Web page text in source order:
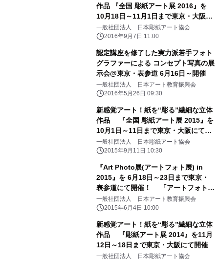
作品 『全国 彫紙アート展 2016』を
10月18日～11月1日まで東京・大阪に
て開催
一般社団法人 日本彫紙アート協会
2016年9月7日 11:00
認定講座を修了した実力派若手フォト
グラファーによる コンセプト写真の展
示会@東京・表参道 6月16日～開催
一般社団法人 日本アート教育振興会
2016年5月26日 09:30
新感覚アート！紙を“彫る”繊細な立体
作品 『全国 彫紙アート展 2015』を
10月1日～11日まで東京・大阪にて開
催 ～海外からも注目を浴びる日本発信
の新しいアート～
一般社団法人 日本彫紙アート協会
2015年9月11日 10:30
『Art Photo展(アートフォト展) in
2015』を 6月18日～23日まで東京・
表参道にて開催！ 「アートフォト認
定講座」を修了した若手フォトグラフ
ァー30人が出展
一般社団法人 日本アート教育振興会
2015年6月4日 10:00
新感覚アート！紙を“彫る”繊細な立体
作品 『彫紙アート展 2014』を11月
12日～18日まで東京・大阪にて開催
一般社団法人 日本彫紙アート協会